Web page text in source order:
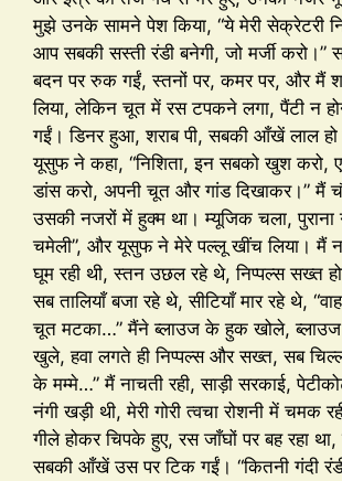
मुझे उनके सामने पेश किया, “ये मेरी सेक्रेटरी
आप सबकी सस्ती रंडी बनेगी, जो मर्जी करो।”
बदन पर रुक गईं, स्तनों पर, कमर पर, और मैं
लिया, लेकिन चूत में रस टपकने लगा, पैंटी न
गईं। डिनर हुआ, शराब पी, सबकी आँखें लाल
यूसुफ ने कहा, “निशिता, इन सबको खुश करो,
डांस करो, अपनी चूत और गांड दिखाकर।” मैं
उसकी नजरों में हुक्म था। म्यूजिक चला, पुराना
चमेली”, और यूसुफ ने मेरे पल्लू खींच लिया। मैं
घूम रही थी, स्तन उछल रहे थे, निप्पल्स सख्त
सब तालियाँ बजा रहे थे, सीटियाँ मार रहे थे,
चूत मटका…” मैंने ब्लाउज के हुक खोले, ब्लाउज
खुले, हवा लगते ही निप्पल्स और सख्त, सब
के मम्मे…” मैं नाचती रही, साड़ी सरकाई,
नंगी खड़ी थी, मेरी गोरी त्वचा रोशनी में चमक
गीले होकर चिपके हुए, रस जाँघों पर बह रहा
सबकी आँखें उस पर टिक गईं। “कितनी गंदी